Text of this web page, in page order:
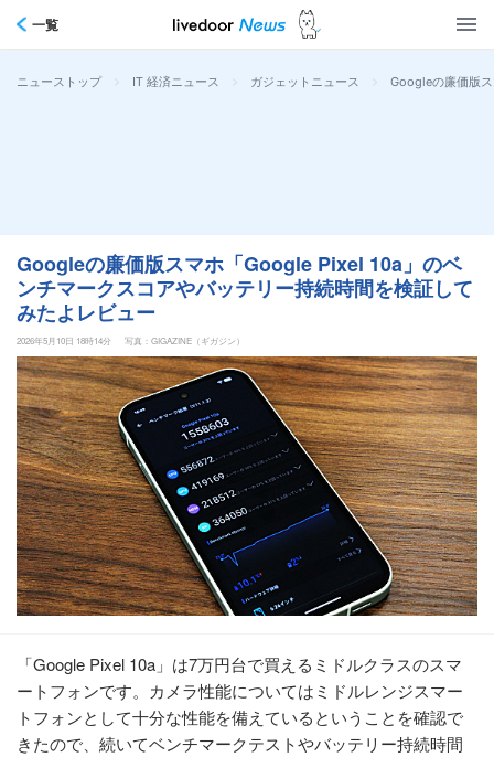
一覧
ニューストップ > IT 経済ニュース > ガジェットニュース > Googleの廉価版
Googleの廉価版スマホ「Google Pixel 10a」のベ
ンチマークスコアやバッテリー持続時間を検証して
みたよレビュー
2026年5月10日 18時14分 写真：GIGAZINE（ギガジン）
「Google Pixel 10a」は7万円台で買えるミドルクラスのスマ
ートフォンです。カメラ性能についてはミドルレンジスマー
トフォンとして十分な性能を備えているということを確認で
きたので、続いてベンチマークテストやバッテリー持続時間